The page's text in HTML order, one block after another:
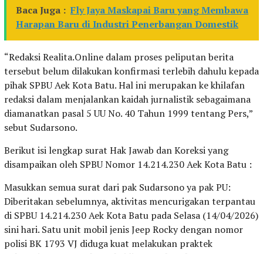
Baca Juga : Fly Jaya Maskapai Baru yang Membawa
Harapan Baru di Industri Penerbangan Domestik
“Redaksi Realita.Online dalam proses peliputan berita
tersebut belum dilakukan konfirmasi terlebih dahulu kepada
pihak SPBU Aek Kota Batu. Hal ini merupakan ke khilafan
redaksi dalam menjalankan kaidah jurnalistik sebagaimana
diamanatkan pasal 5 UU No. 40 Tahun 1999 tentang Pers,”
sebut Sudarsono.
Berikut isi lengkap surat Hak Jawab dan Koreksi yang
disampaikan oleh SPBU Nomor 14.214.230 Aek Kota Batu :
Masukkan semua surat dari pak Sudarsono ya pak PU:
Diberitakan sebelumnya, aktivitas mencurigakan terpantau
di SPBU 14.214.230 Aek Kota Batu pada Selasa (14/04/2026)
sini hari. Satu unit mobil jenis Jeep Rocky dengan nomor
polisi BK 1793 VJ diduga kuat melakukan praktek